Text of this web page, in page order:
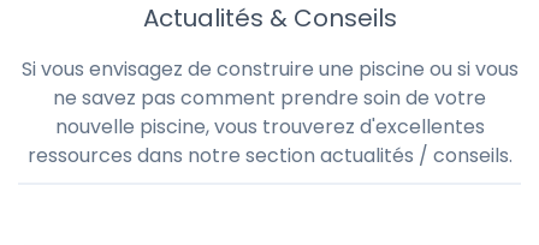
Actualités & Conseils
Si vous envisagez de construire une piscine ou si vous
ne savez pas comment prendre soin de votre
nouvelle piscine, vous trouverez d'excellentes
ressources dans notre section actualités / conseils.